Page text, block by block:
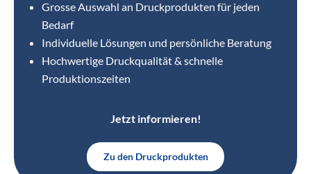
Grosse Auswahl an Druckprodukten für jeden
Bedarf
Individuelle Lösungen und persönliche Beratung
Hochwertige Druckqualität & schnelle
Produktionszeiten
Jetzt informieren!
Zu den Druckprodukten